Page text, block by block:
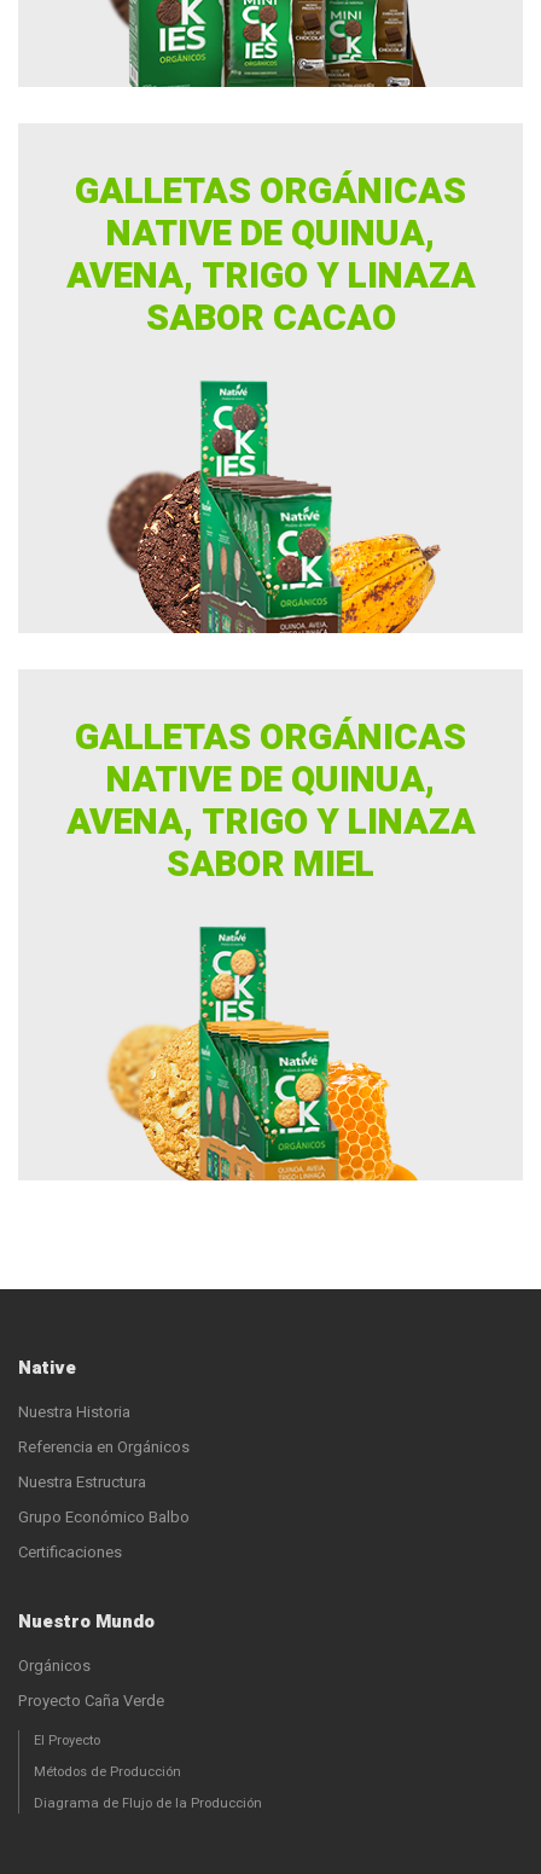
GALLETAS ORGÁNICAS
NATIVE DE QUINUA,
AVENA, TRIGO Y LINAZA
SABOR CACAO
GALLETAS ORGÁNICAS
NATIVE DE QUINUA,
AVENA, TRIGO Y LINAZA
SABOR MIEL
Native
Nuestra Historia
Referencia en Orgánicos
Nuestra Estructura
Grupo Económico Balbo
Certificaciones
Nuestro Mundo
Orgánicos
Proyecto Caña Verde
El Proyecto
Métodos de Producción
Diagrama de Flujo de la Producción